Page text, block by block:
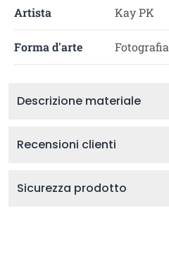
Artista Kay PK
Forma d'arte Fotografia
Descrizione materiale
Recensioni clienti
Sicurezza prodotto